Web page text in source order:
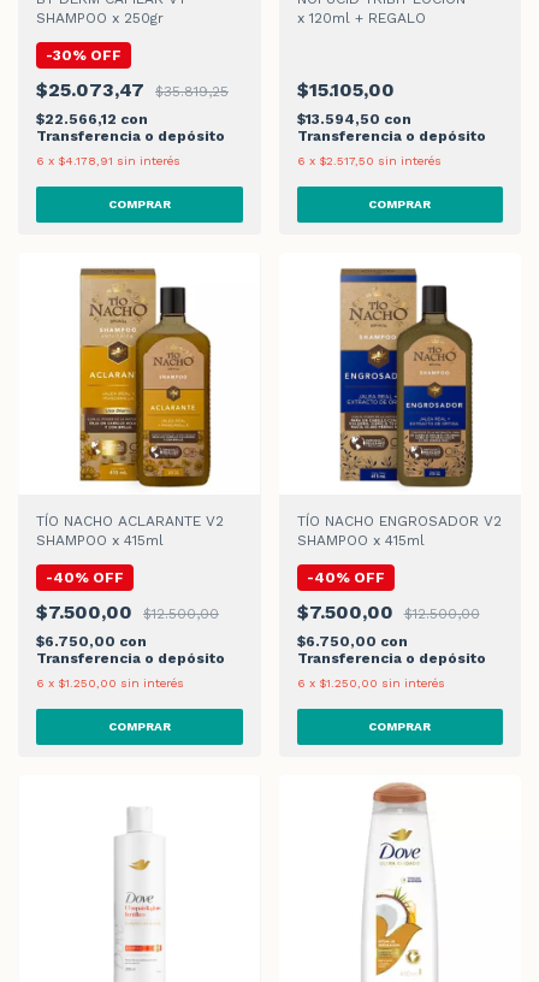
SHAMPOO x 250gr
-30% OFF
$25.073,47
$35.819,25
$22.566,12 con
Transferencia o depósito
6 x $4.178,91 sin interés
x 120ml + REGALO
$15.105,00
$13.594,50 con
Transferencia o depósito
6 x $2.517,50 sin interés
TÍO NACHO ACLARANTE V2
SHAMPOO x 415ml
-40% OFF
$7.500,00
$12.500,00
$6.750,00 con
Transferencia o depósito
6 x $1.250,00 sin interés
TÍO NACHO ENGROSADOR V2
SHAMPOO x 415ml
-40% OFF
$7.500,00
$12.500,00
$6.750,00 con
Transferencia o depósito
6 x $1.250,00 sin interés